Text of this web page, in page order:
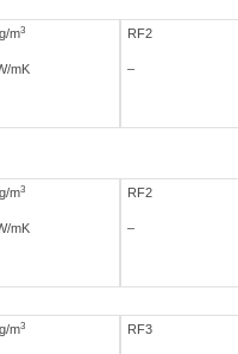
m3 RF2
mK –
m3 RF2
mK –
m3 RF3